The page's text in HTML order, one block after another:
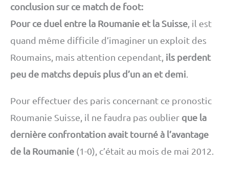
conclusion sur ce match de foot:
Pour ce duel entre la Roumanie et la Suisse , il est
quand même difficile d’imaginer un exploit des
Roumains, mais attention cependant, ils perdent
peu de matchs depuis plus d’un an et demi
Pour effectuer des paris concernant ce pronostic
Roumanie Suisse, il ne faudra pas oublier que la
dernière confrontation avait tourné à l’avantage
de la Roumanie (1-0), c’était au mois de mai 2012.